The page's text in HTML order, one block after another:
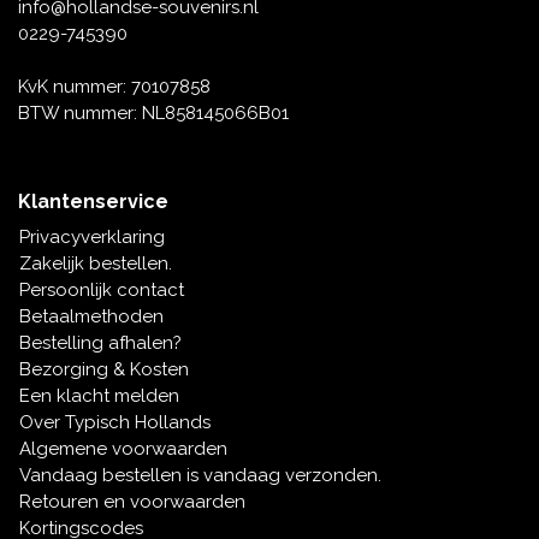
Koninghuis artikelen
Wandborden - Gekleurd en Delfts blauw
Peper en Zout stelletjes
Speelkaarten
Delfts blauwe magneten
Delfts blauwe Fashionitems
info@hollandse-souvenirs.nl
0229-745390
KvK nummer: 70107858
BTW nummer: NL858145066B01
Klantenservice
Privacyverklaring
Zakelijk bestellen.
Persoonlijk contact
Betaalmethoden
Bestelling afhalen?
Bezorging & Kosten
Een klacht melden
Over Typisch Hollands
Algemene voorwaarden
Vandaag bestellen is vandaag verzonden.
Retouren en voorwaarden
Kortingscodes